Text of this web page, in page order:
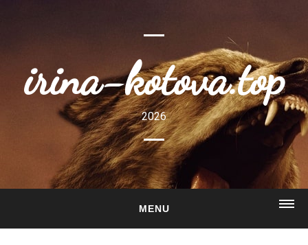
irina-kotova.top
2026
MENU